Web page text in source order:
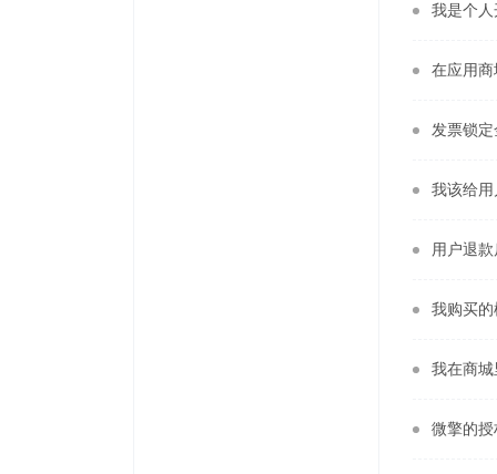
我是个
在应用
发票锁
我该给
用户退
我购买
我在商
微擎的